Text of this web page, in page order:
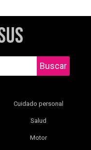
Buscar
Cuidado personal
Salud
Motor